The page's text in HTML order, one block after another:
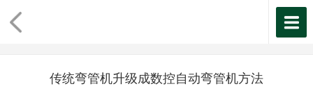
传统弯管机升级成数控自动弯管机方法